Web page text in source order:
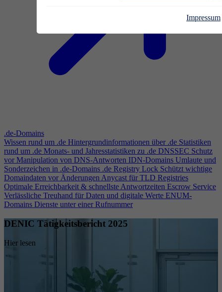
Impressum
.de-Domains
Wissen rund um .de Hintergrundinformationen über .de Statistiken
rund um .de Monats- und Jahresstatistiken zu .de DNSSEC Schutz
vor Manipulation von DNS-Antworten IDN-Domains Umlaute und
Sonderzeichen in .de-Domains .de Registry Lock Schützt wichtige
Domaindaten vor ÄnderungenAnycast für TLD Registries
Optimale Erreichbarkeit & schnellste Antwortzeiten Escrow Service
Verlässliche Treuhand für Daten und digitale Werte ENUM-
Domains Dienste unter einer Rufnummer
DENIC Tätigkeitsbericht 2025
Hier lesen